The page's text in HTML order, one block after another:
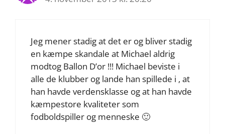
Jeg mener stadig at det er og bliver stadig
en kæmpe skandale at Michael aldrig
modtog Ballon D’or !!! Michael beviste i
alle de klubber og lande han spillede i , at
han havde verdensklasse og at han havde
kæmpestore kvaliteter som
fodboldspiller og menneske 🙂